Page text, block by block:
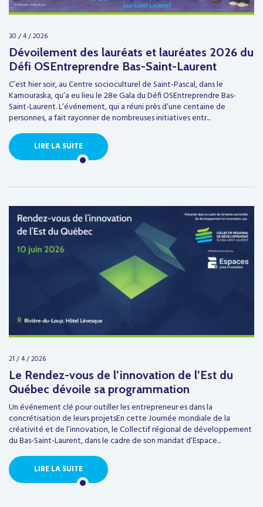
30 / 4 / 2026
Dévoilement des lauréats et lauréates 2026 du
Défi OSEntreprendre Bas-Saint-Laurent
C’est hier soir, au Centre socioculturel de Saint-Pascal, dans le
Kamouraska, qu’a eu lieu le 28e Gala du Défi OSEntreprendre Bas-
Saint-Laurent. L’événement, qui a réuni près d’une centaine de
personnes, a fait rayonner de nombreuses initiatives entr...
LIRE LA SUITE
21 / 4 / 2026
Le Rendez-vous de l’innovation de l’Est du
Québec dévoile sa programmation
Un événement clé pour outiller les entrepreneur·es dans la
concrétisation de leurs projetsEn cette Journée mondiale de la
créativité et de l’innovation, le Collectif régional de développement
du Bas-Saint-Laurent, dans le cadre de son mandat d’Espace...
LIRE LA SUITE